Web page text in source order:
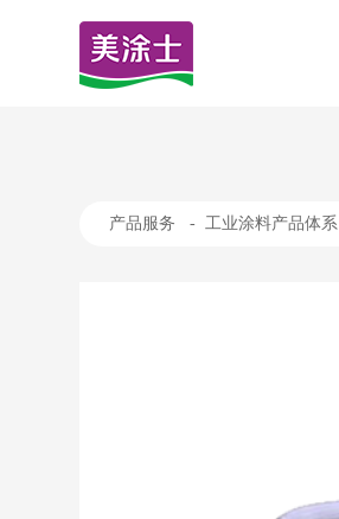
产品服务 -工业涂料产品体系